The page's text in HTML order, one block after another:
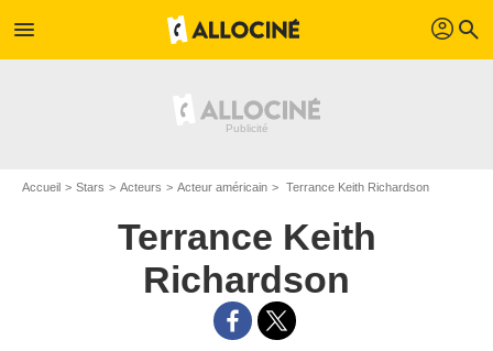
menu profil search
Accueil Stars Acteurs Acteur américain Terrance Keith Richardson
Terrance Keith
Richardson